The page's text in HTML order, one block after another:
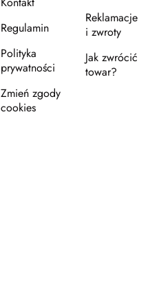
Regulamin
Polityka
prywatności
Zmień zgody
cookies
Reklamacje
i zwroty
Jak zwrócić
towar?